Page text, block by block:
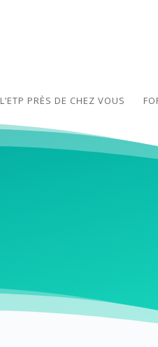
L’ETP PRÈS DE CHEZ VOUS